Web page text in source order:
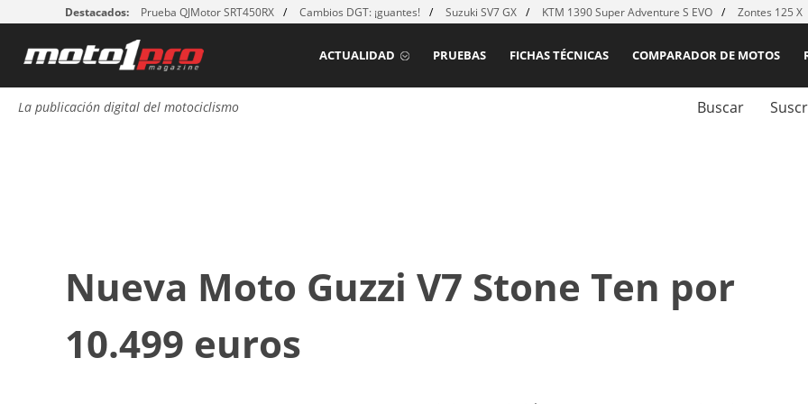
Destacados: Prueba QJMotor SRT450RX Cambios DGT: ¡guantes! Suzuki SV7 GX KTM 1390 Super Adventure S EVO Zontes 125 X
COMPARADOR DE MOTOS
FICHAS TÉCNICAS
PRUEBAS
ACTUALIDAD
La publicación digital del motociclismo Buscar
Nueva Moto Guzzi V7 Stone Ten por
10.499 euros